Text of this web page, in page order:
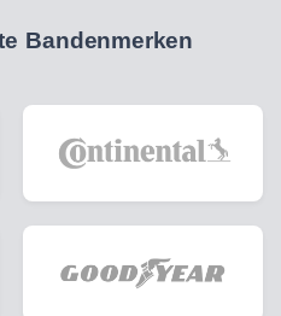
Bandenmerken